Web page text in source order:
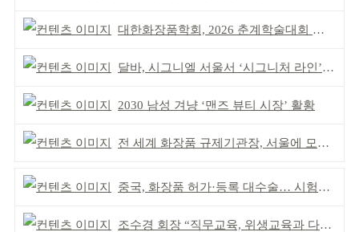
대한화장품학회, 2026 춘계학술대회 일정 확정
달바, 시그니엘 서울서 ‘시그니처 라인’ 행사 성료
2030 남성 겨냥 ‘맨즈 뷰티 시장’ 활황
전 세계 화장품 규제기관장, 서울에 모인다
중국, 화장품 허가·등록 대수술… 시험자료 공용 허용
조수경 회장 “직무교육, 위생교육과 다르다”